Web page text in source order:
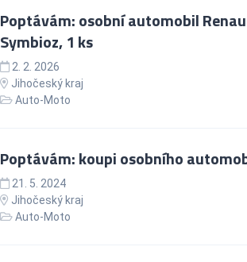
Poptávám: osobní automobil
Symbioz, 1 ks
2. 2. 2026
Jihočeský kraj
Auto-Moto
Poptávám: koupi osobního
21. 5. 2024
Jihočeský kraj
Auto-Moto